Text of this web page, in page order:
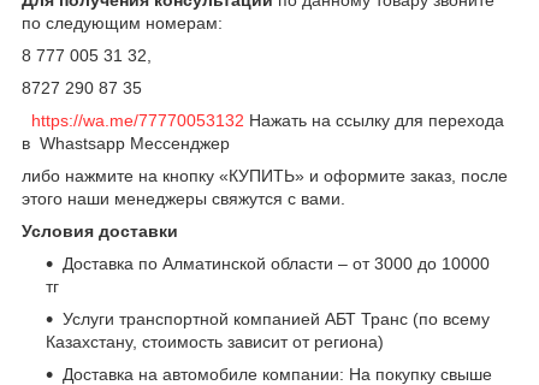
по следующим номерам:
8 777 005 31 32,
8727 290 87 35
https://wa.me/77770053132 Нажать на ссылку для перехода
в Whastsapp Мессенджер
либо нажмите на кнопку «КУПИТЬ» и оформите заказ, после
этого наши менеджеры свяжутся с вами.
Условия доставки
Доставка по Алматинской области – от 3000 до 10000
тг
Услуги транспортной компанией АБТ Транс (по всему
Казахстану, стоимость зависит от региона)
Доставка на автомобиле компании: На покупку свыше